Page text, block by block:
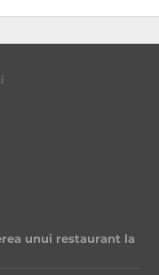
unui restaurant la